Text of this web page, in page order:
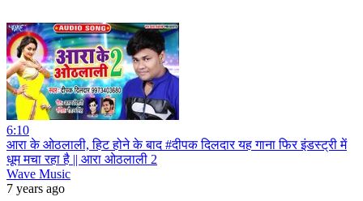
6:10
आरा के ओठलाली, हिट होने के बाद #दीपक दिलदार यह गाना फिर इंडस्ट्री में
धूम मचा रहा है || आरा ओठलाली 2
Wave Music
7 years ago